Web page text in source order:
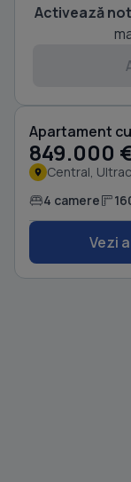
Activează
Apartament
849.000
Central,
4 camere
Vezi